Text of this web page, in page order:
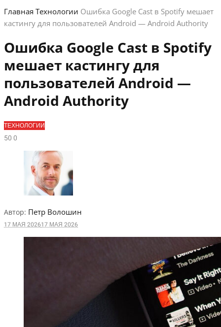
Главная Технологии Ошибка Google Cast в Spotify мешает
кастингу для пользователей Android — Android Authority
Ошибка Google Cast в Spotify
мешает кастингу для
пользователей Android —
Android Authority
ТЕХНОЛОГИИ
500
Автор: Петр Волошин
17 МАЯ 202617 МАЯ 2026